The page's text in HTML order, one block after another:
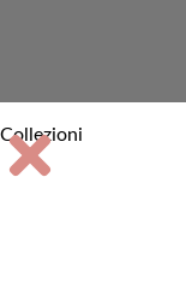
Collezioni